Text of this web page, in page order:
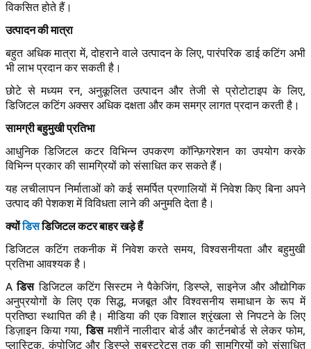
विकसित होते हैं।
उत्पादन की मात्रा
बहुत अधिक मात्रा में, दोहराने वाले उत्पादन के लिए, पारंपरिक डाई कटिंग अभी
भी लाभ प्रदान कर सकती है।
छोटे से मध्यम रन, अनुकूलित उत्पादन और तेजी से प्रोटोटाइप के लिए,
डिजिटल कटिंग अक्सर अधिक दक्षता और कम समग्र लागत प्रदान करती है।
सामग्री बहुमुखी प्रतिभा
आधुनिक डिजिटल कटर विभिन्न उपकरण कॉन्फ़िगरेशन का उपयोग करके
विभिन्न प्रकार की सामग्रियों को संसाधित कर सकते हैं।
यह लचीलापन निर्माताओं को कई समर्पित प्रणालियों में निवेश किए बिना अपने
उत्पाद की पेशकश में विविधता लाने की अनुमति देता है।
क्योंडिसडिजिटल कटर बाहर खड़े हैं
डिजिटल कटिंग तकनीक में निवेश करते समय, विश्वसनीयता और बहुमुखी
प्रतिभा आवश्यक है।
Aडिसडिजिटल कटिंग सिस्टम ने पैकेजिंग, डिस्प्ले, साइनेज और औद्योगिक
अनुप्रयोगों के लिए एक सिद्ध, मजबूत और विश्वसनीय समाधान के रूप में
प्रतिष्ठा स्थापित की है। मीडिया की एक विशाल श्रृंखला से निपटने के लिए
डिज़ाइन किया गया,डिसमशीनें नालीदार बोर्ड और कार्टनबोर्ड से लेकर फोम,
प्लास्टिक, कंपोजिट और डिस्प्ले सबस्ट्रेट्स तक की सामग्रियों को संसाधित